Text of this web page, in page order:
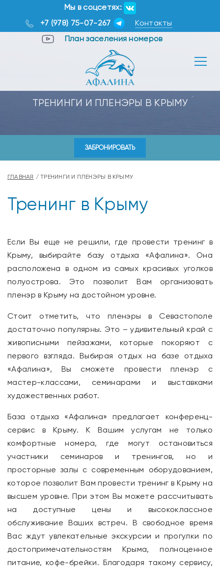
Мы в соцсетях:
+7 (978) 75-07-267
Контакты
План заселения номеров
ТРЕНИНГИ И ПЛЕНЭРЫ В КРЫМУ
ЗАБРОНИРОВАТЬ
ГЛАВНАЯ ТРЕНИНГИ И ПЛЕНЭРЫ В КРЫМУ
Тренинг в Крыму
Если Вы еще не решили, где провести тренинг в
Крыму, выбирайте базу отдыха «Афалина». Она
расположена в одном из самых красивых уголков
полуострова. Это позволит Вам организовать
пленэр в Крыму на достойном уровне.
Стоит отметить, что пленэры в Севастополе
достаточно популярны. Это – удивительный край с
живописными пейзажами, которые покоряют с
первого взгляда. Выбирая отдых на базе отдыха
«Афалина», Вы сможете провести пленэр с
мастер-классами, семинарами и выставками
художественных работ.
База отдыха «Афалина» предлагает конференц-
сервис в Крыму. К Вашим услугам не только
комфортные номера, где могут остановиться
участники семинаров и тренингов, но и
просторные залы с современным оборудованием,
которое позволит Вам провести тренинг в Крыму на
высшем уровне. При этом Вы можете рассчитывать
на доступные цены и высококлассное
обслуживание Ваших встреч. В свободное время
Вас ждут увлекательные экскурсии и прогулки по
достопримечательностям Крыма, полноценное
питание, кофе-брейки. Благодаря такому сервису,